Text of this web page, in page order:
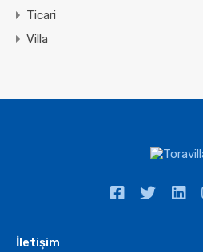
Ticari
Villa
İletişim